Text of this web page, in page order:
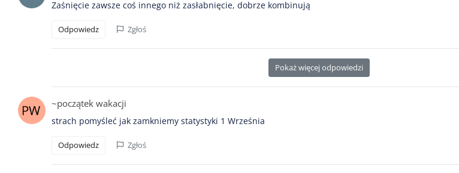
Zaśnięcie zawsze coś innego niż zasłabnięcie, dobrze kombinują
Odpowiedz Zgłoś
Pokaż więcej odpowiedzi
~początek wakacji
strach pomyśleć jak zamkniemy statystyki 1 Września
Odpowiedz Zgłoś